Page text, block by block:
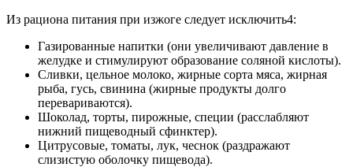
Из рациона питания при изжоге следует исключить4:
Газированные напитки (они увеличивают давление в
желудке и стимулируют образование соляной кислоты).
Сливки, цельное молоко, жирные сорта мяса, жирная
рыба, гусь, свинина (жирные продукты долго
перевариваются).
Шоколад, торты, пирожные, специи (расслабляют
нижний пищеводный сфинктер).
Цитрусовые, томаты, лук, чеснок (раздражают
слизистую оболочку пищевода).